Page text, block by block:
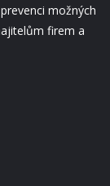
možných
firem a